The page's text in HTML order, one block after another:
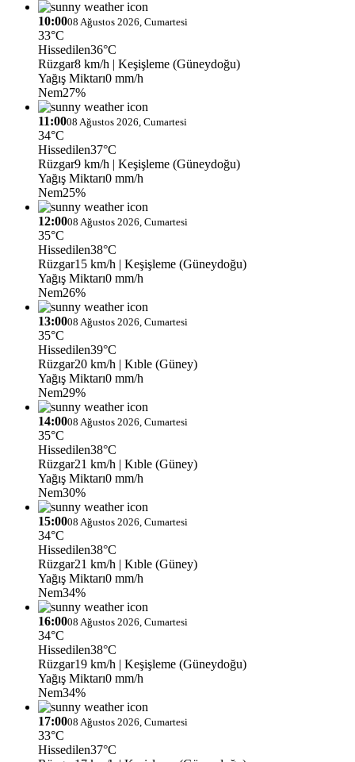
10:0008 Ağustos 2026, Cumartesi
33°C
Hissedilen36°C
Rüzgar8 km/h | Keşişleme (Güneydoğu)
Yağış Miktarı0 mm/h
Nem27%
11:0008 Ağustos 2026, Cumartesi
34°C
Hissedilen37°C
Rüzgar9 km/h | Keşişleme (Güneydoğu)
Yağış Miktarı0 mm/h
Nem25%
12:0008 Ağustos 2026, Cumartesi
35°C
Hissedilen38°C
Rüzgar15 km/h | Keşişleme (Güneydoğu)
Yağış Miktarı0 mm/h
Nem26%
13:0008 Ağustos 2026, Cumartesi
35°C
Hissedilen39°C
Rüzgar20 km/h | Kıble (Güney)
Yağış Miktarı0 mm/h
Nem29%
14:0008 Ağustos 2026, Cumartesi
35°C
Hissedilen38°C
Rüzgar21 km/h | Kıble (Güney)
Yağış Miktarı0 mm/h
Nem30%
15:0008 Ağustos 2026, Cumartesi
34°C
Hissedilen38°C
Rüzgar21 km/h | Kıble (Güney)
Yağış Miktarı0 mm/h
Nem34%
16:0008 Ağustos 2026, Cumartesi
34°C
Hissedilen38°C
Rüzgar19 km/h | Keşişleme (Güneydoğu)
Yağış Miktarı0 mm/h
Nem34%
17:0008 Ağustos 2026, Cumartesi
33°C
Hissedilen37°C